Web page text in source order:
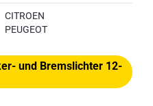
CITROEN
PEUGEOT
und Bremslichter 12-